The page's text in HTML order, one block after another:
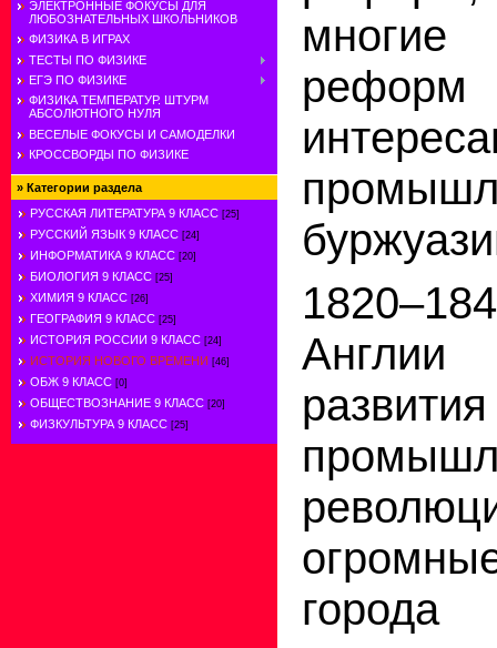
ЭЛЕКТРОННЫЕ ФОКУСЫ ДЛЯ
ЛЮБОЗНАТЕЛЬНЫХ ШКОЛЬНИКОВ
ФИЗИКА В ИГРАХ
ТЕСТЫ ПО ФИЗИКЕ
ЕГЭ ПО ФИЗИКЕ
ФИЗИКА ТЕМПЕРАТУР. ШТУРМ
АБСОЛЮТНОГО НУЛЯ
ВЕСЕЛЫЕ ФОКУСЫ И САМОДЕЛКИ
КРОССВОРДЫ ПО ФИЗИКЕ
» Категории раздела
РУССКАЯ ЛИТЕРАТУРА 9 КЛАСС [25]
РУССКИЙ ЯЗЫК 9 КЛАСС [24]
ИНФОРМАТИКА 9 КЛАСС [20]
БИОЛОГИЯ 9 КЛАСС [25]
ХИМИЯ 9 КЛАСС [26]
ГЕОГРАФИЯ 9 КЛАСС [25]
ИСТОРИЯ РОССИИ 9 КЛАСС [24]
ИСТОРИЯ НОВОГО ВРЕМЕНИ [46]
ОБЖ 9 КЛАСС [0]
ОБЩЕСТВОЗНАНИЕ 9 КЛАСС [20]
ФИЗКУЛЬТУРА 9 КЛАСС [25]
развития